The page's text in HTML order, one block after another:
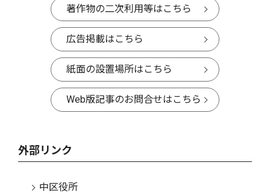
著作物の二次利用等はこちら
広告掲載はこちら
紙面の設置場所はこちら
Web版記事のお問合せはこちら
外部リンク
中区役所